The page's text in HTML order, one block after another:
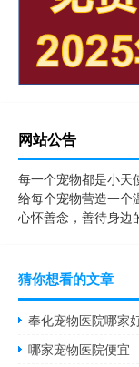
网站公告
每一个宠物都是小天
给每个宠物营造一个
心怀善念，善待身边
猜你想看的文章
奉化宠物医院哪家
哪家宠物医院便宜